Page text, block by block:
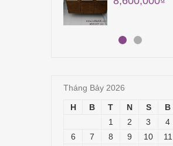
Tháng Bảy 2026
H B T N S B
1
2 3 4
6
7 8 9 10 11